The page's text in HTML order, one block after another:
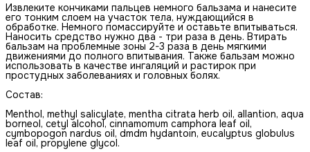
Извлеките кончиками пальцев немного бальзама и нанесите
его тонким слоем на участок тела, нуждающийся в
обработке. Немного помассируйте и оставьте впитываться.
Наносить средство нужно два - три раза в день. Втирать
бальзам на проблемные зоны 2-3 раза в день мягкими
движениями до полного впитывания. Также бальзам можно
использовать в качестве ингаляций и растирок при
простудных заболеваниях и головных болях.
Состав:
Menthol, methyl salicylate, mentha citrata herb oil, allantion, aqua
borneol, cetyl alcohol, cinnamomum camphora leaf oil,
cymbopogon nardus oil, dmdm hydantoin, eucalyptus globulus
leaf oil, propylene glycol.